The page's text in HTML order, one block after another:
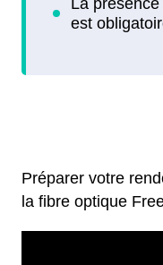
Préparer votre
la fibre optique